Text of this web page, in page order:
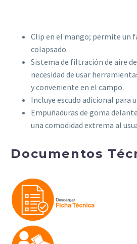
Clip en el mango; permite un
colapsado.
Sistema de filtración de aire
necesidad de usar
y conveniente en el campo.
Incluye escudo adicional para
Empuñaduras de goma
una comodidad extrema al
Documentos